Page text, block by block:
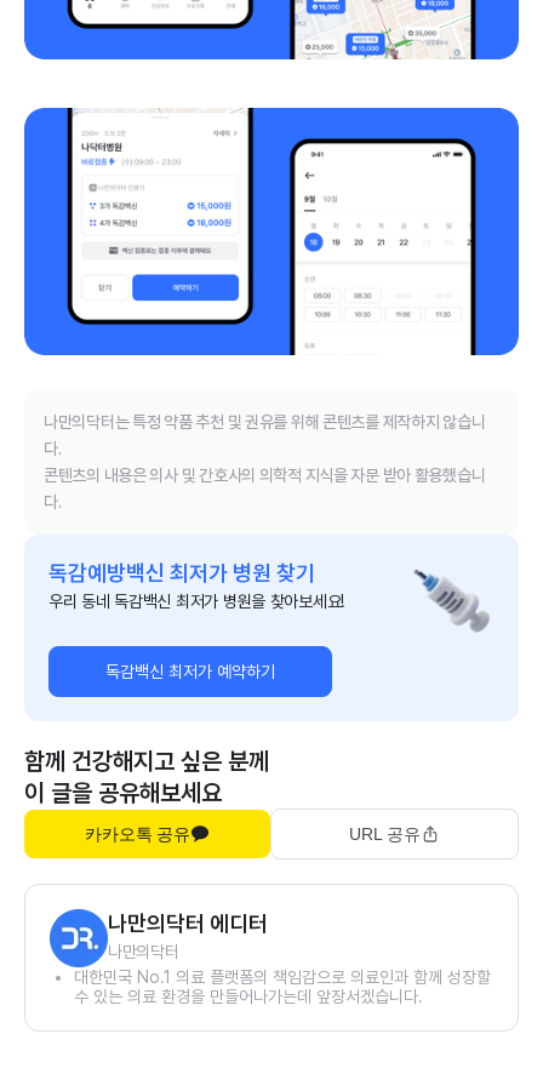
나만의닥터는 특정 약품 추천 및 권유를 위해 콘텐츠를 제작하지 않습니
다.
콘텐츠의 내용은 의사 및 간호사의 의학적 지식을 자문 받아 활용했습니
다.
독감예방백신 최저가 병원 찾기
우리 동네 독감백신 최저가 병원을 찾아보세요!
독감백신 최저가 예약하기
함께 건강해지고 싶은 분께
이 글을 공유해보세요
카카오톡 공유 URL 공유
나만의닥터 에디터
나만의닥터
대한민국 No.1 의료 플랫폼의 책임감으로 의료인과 함께 성장할
수 있는 의료 환경을 만들어나가는데 앞장서겠습니다.